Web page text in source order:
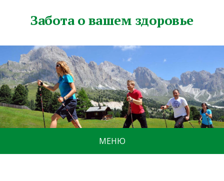
Забота о вашем здоровье
МЕНЮ